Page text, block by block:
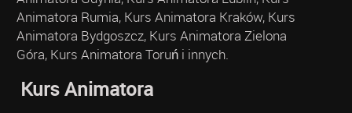
Animatora Rumia, Kurs Animatora Kraków, Kurs
Animatora Bydgoszcz, Kurs Animatora Zielona
Góra, Kurs Animatora Toruń i innych.
Kurs Animatora